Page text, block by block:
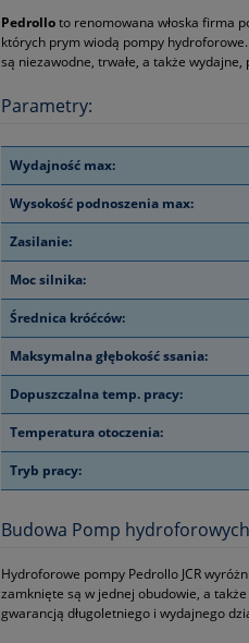
Pedrolloto renomowana włoska firma
których prym wiodą pompy
są niezawodne, trwałe, a także
Parametry:
Wydajność max:
Wysokość podnoszenia max:
Zasilanie:
Moc silnika:
Średnica króćców:
Maksymalna głębokość ssania:
Dopuszczalna temp. pracy:
Temperatura otoczenia:
Tryb pracy:
Budowa Pomp
Hydroforowe pompy Pedrollo JCR
zamknięte są w jednej obudowie, a
gwarancją długoletniego i wydajnego